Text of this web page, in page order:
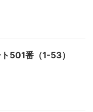
501番（1-53）